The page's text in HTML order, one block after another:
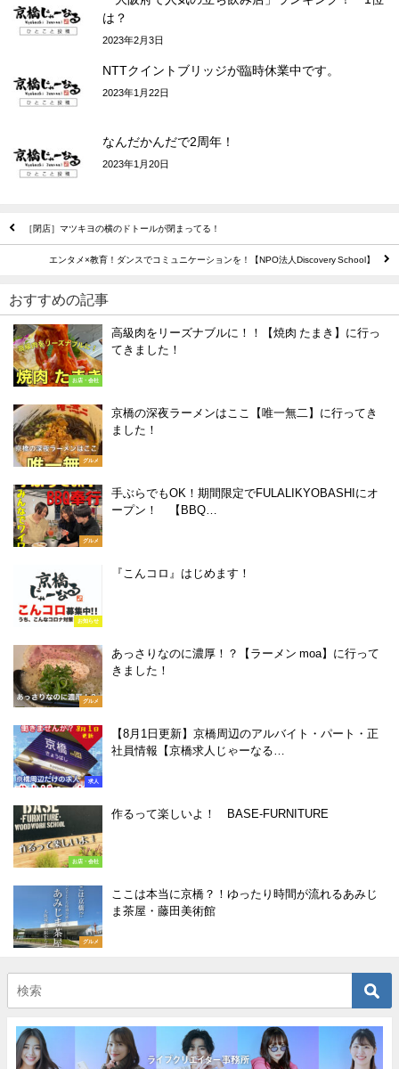
は？
2023年2月3日
NTTクイントブリッジが臨時休業中です。
2023年1月22日
なんだかんだで2周年！
2023年1月20日
［閉店］マツキヨの横のドトールが閉まってる！
エンタメ×教育！ダンスでコミュニケーションを！【NPO法人Discovery School】
おすすめの記事
お店・会社
高級肉をリーズナブルに！！【焼肉 たまき】に行っ
てきました！
グルメ
京橋の深夜ラーメンはここ【唯一無二】に行ってき
ました！
グルメ
手ぶらでもOK！期間限定でFULALIKYOBASHIにオ
ープン！ 【BBQ…
お知らせ
『こんコロ』はじめます！
グルメ
あっさりなのに濃厚！？【ラーメン moa】に行って
きました！
求人
【8月1日更新】京橋周辺のアルバイト・パート・正
社員情報【京橋求人じゃーなる…
お店・会社
作るって楽しいよ！ BASE-FURNITURE
グルメ
ここは本当に京橋？！ゆったり時間が流れるあみじ
ま茶屋・藤田美術館